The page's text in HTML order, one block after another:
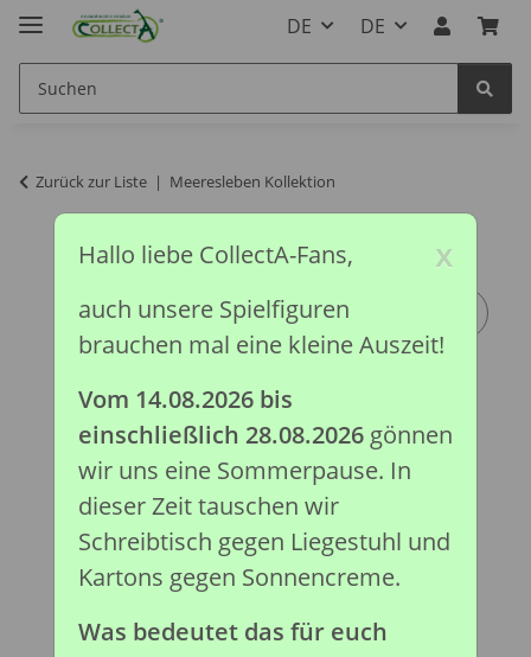
DE DE
Zurück zur Liste Meeresleben Kollektion
x
Hallo liebe CollectA-Fans,
auch unsere Spielfiguren
brauchen mal eine kleine Auszeit!
Vom 14.08.2026 bis
einschließlich 28.08.2026gönnen
wir uns eine Sommerpause. In
dieser Zeit tauschen wir
Schreibtisch gegen Liegestuhl und
Kartons gegen Sonnencreme.
Was bedeutet das für euch